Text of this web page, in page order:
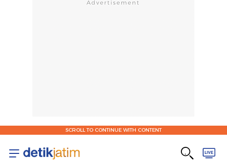
SCROLL TO CONTINUE WITH CONTENT